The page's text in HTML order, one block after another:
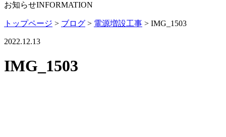
お知らせINFORMATION
トップページ > ブログ > 電源増設工事 > IMG_1503
2022.12.13
IMG_1503